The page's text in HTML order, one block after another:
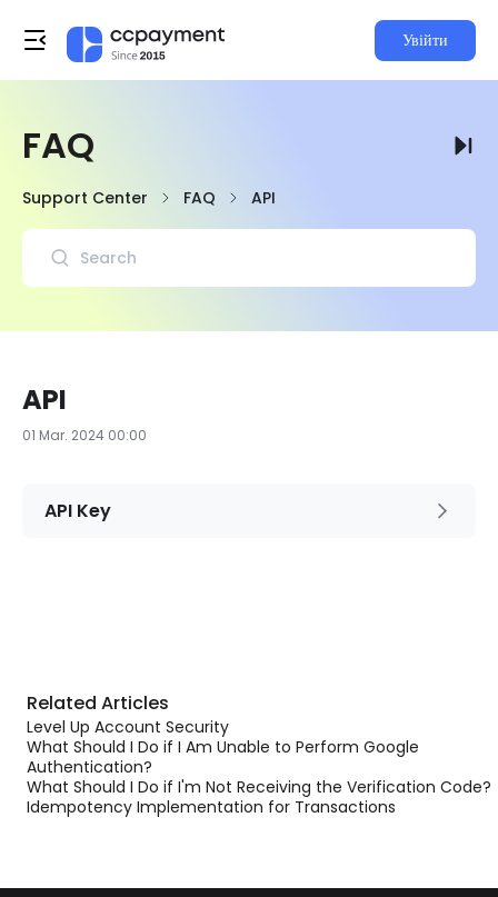
Увійти
FAQ
Support Center FAQ API
API
01 Mar. 2024 00:00
API Key
Related Articles
Level Up Account Security
What Should I Do if I Am Unable to Perform Google
Authentication?
What Should I Do if I'm Not Receiving the Verification Code?
Idempotency Implementation for Transactions